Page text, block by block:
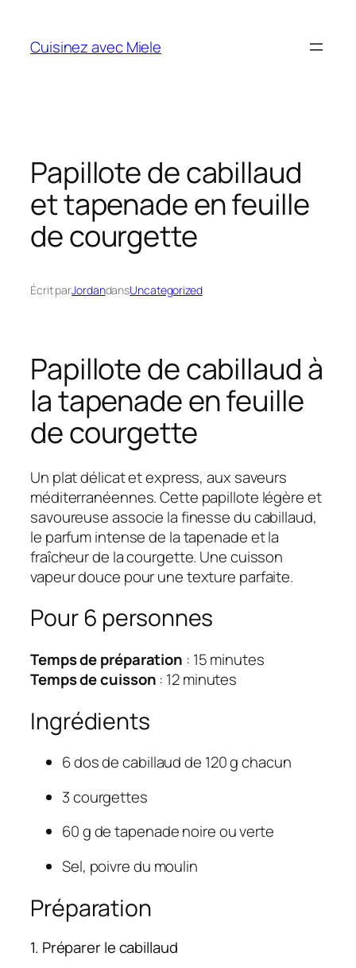
contenu
Cuisinez avec Miele
Papillote de cabillaud
et tapenade en feuille
de courgette
Écrit parJordandansUncategorized
Papillote de cabillaud à
la tapenade en feuille
de courgette
Un plat délicat et express, aux saveurs
méditerranéennes. Cette papillote légère et
savoureuse associe la finesse du cabillaud,
le parfum intense de la tapenade et la
fraîcheur de la courgette. Une cuisson
vapeur douce pour une texture parfaite.
Pour 6 personnes
Temps de préparation : 15 minutes
Temps de cuisson : 12 minutes
Ingrédients
6 dos de cabillaud de 120 g chacun
3 courgettes
60 g de tapenade noire ou verte
Sel, poivre du moulin
Préparation
1. Préparer le cabillaud